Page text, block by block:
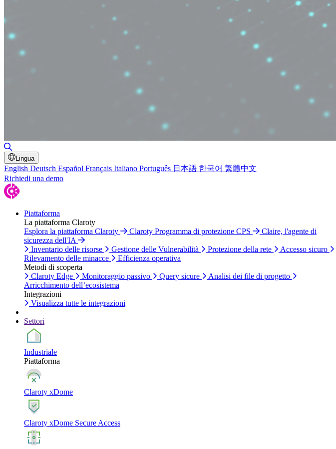
Lingua
English Deutsch Español Français Italiano Português 日本語 한국어 繁體中文
Richiedi una demo
Piattaforma
La piattaforma Claroty
Esplora la piattaforma Claroty
Claroty Programma di protezione CPS
Claire, l'agente di
sicurezza dell'IA
Inventario delle risorse
Gestione delle Vulnerabilità Protezione della rete
Accesso sicuro
Rilevamento delle minacce
Efficienza operativa
Metodi di scoperta
Claroty Edge
Monitoraggio passivo Query sicure
Analisi dei file di progetto
Arricchimento dell’ecosistema
Integrazioni
Visualizza tutte le integrazioni
Settori
Industriale
Piattaforma
Claroty xDome
Claroty xDome Secure Access